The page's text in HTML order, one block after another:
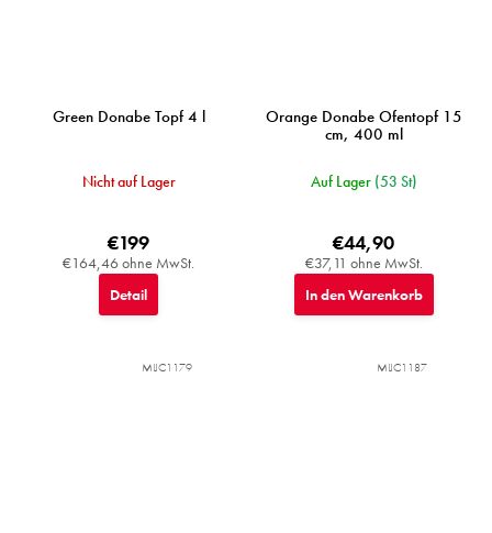
Green Donabe Topf 4 l
Nicht auf Lager
€164,46 ohne MwSt.
€199
Detail
Orange Donabe Ofentopf 15
cm, 400 ml
Auf Lager (53 St)
€37,11 ohne MwSt.
€44,90
In den Warenkorb
MIJC1179 MIJC1187